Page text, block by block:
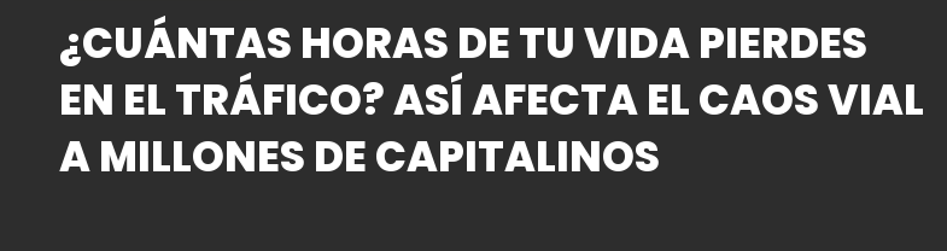
¿CUÁNTAS HORAS DE TU VIDA PIERDES
EN EL TRÁFICO? ASÍ AFECTA EL CAOS VIAL
A MILLONES DE CAPITALINOS